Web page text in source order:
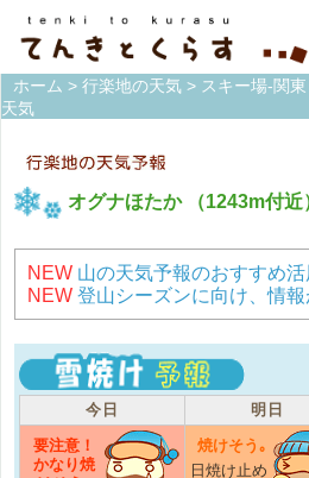
ホーム > 行楽地の天気 > スキー場-関
天気
オグナほたか （1243m付近
NEW 山の天気予報のおすすめ活
NEW 登山シーズンに向け、情報
今日
明日
要注意！
かなり焼
焼けそう｡
日焼け止め